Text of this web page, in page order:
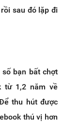
sau đó lặp đi
bạn bất chợt
từ 1,2 năm về
thu hút được
thú vị hơn